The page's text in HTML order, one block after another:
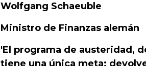
Wolfgang Schaeuble
Ministro de Finanzas alemán
'El programa de austeridad,
tiene una única meta: